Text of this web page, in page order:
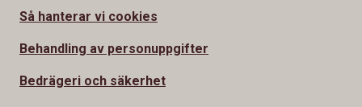
Så hanterar vi cookies
Behandling av personuppgifter
Bedrägeri och säkerhet